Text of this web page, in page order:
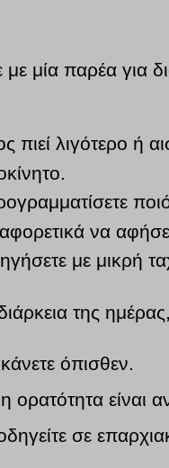
με μία παρέα για
πιεί λιγότερο ή
να
με μικρή
της
όπισθεν.
ορατότητα είναι
σε